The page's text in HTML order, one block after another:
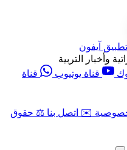
آيفون
وأخبار التربية
قناة يوتيوب
قناة
✉️ اتصل بنا ⚖️ حقوق